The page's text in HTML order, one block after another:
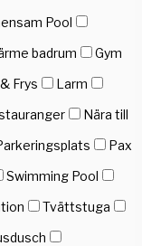
Pool
badrum
Gym
Frys
Larm
Nära till
Pax
Swimming Pool
Tvättstuga